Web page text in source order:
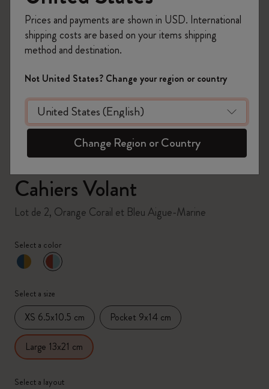
zoom.cta
Cahiers Volant
Lot de 2, Orange Corail et Bleu Aigue-Marine
Select a color
sélectionné
*Couleur sélectionnée
Select a size
XS 6.5x10.5 cm Pocket 9x14 cm
Large 13x21 cm
Select a layout
Prices and payments are shown in USD. International
shipping costs are based on your items shipping
method and destination.
Not United States? Change your region or country
Change Region or Country